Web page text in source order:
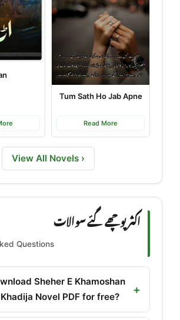
Tum Sath Ho Jab Apne
Read More
View All Novels ›
اکثر پوچھے گئے سوالات
Questions
Sheher E Khamoshan
Novel PDF for free?